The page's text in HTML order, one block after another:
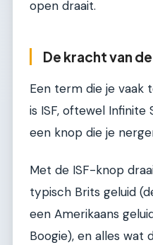
open draait.
De kracht van de
Een term die je vaak
is ISF, oftewel Infinite
een knop die je
Met de ISF-knop
typisch Brits geluid
een Amerikaans
Boogie), en alles wat